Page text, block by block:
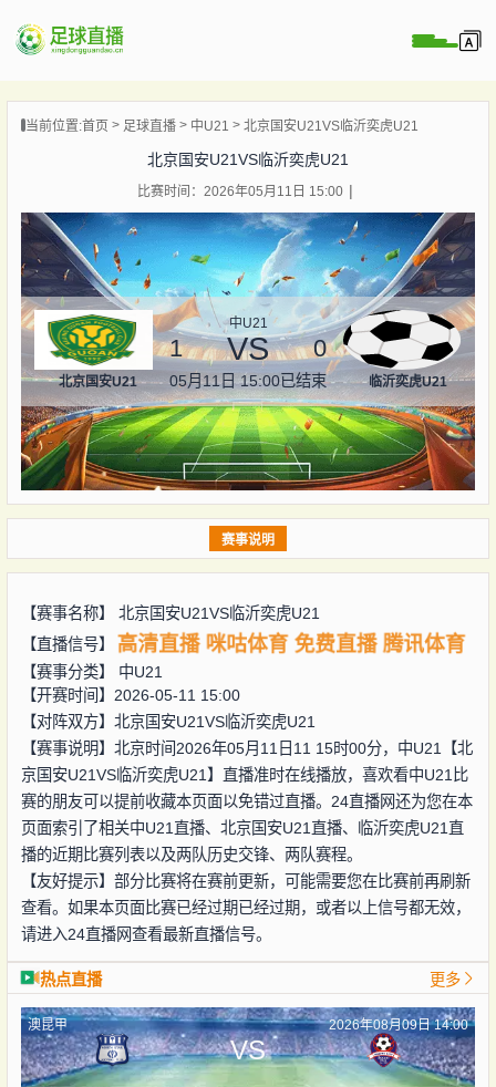
播
闻
当前位置:首页 足球直播 中U21 北京国安U21VS临沂奕虎U21
北京国安U21VS临沂奕虎U21
比赛时间：2026年05月11日 15:00
北京国安U21
中U21
1 VS 0
05月11日 15:00已结束 临沂奕虎U21
赛事说明
【赛事名称】 北京国安U21VS临沂奕虎U21
【直播信号】
高清直播 咪咕体育 免费直播 腾讯体育
【赛事分类】 中U21
【开赛时间】2026-05-11 15:00
【对阵双方】 北京国安U21VS临沂奕虎U21
【赛事说明】北京时间2026年05月11日11 15时00分，中U21【北
京国安U21VS临沂奕虎U21】直播准时在线播放，喜欢看中U21比
赛的朋友可以提前收藏本页面以免错过直播。24直播网还为您在本
页面索引了相关中U21直播、北京国安U21直播、临沂奕虎U21直
播的近期比赛列表以及两队历史交锋、两队赛程。
【友好提示】部分比赛将在赛前更新，可能需要您在比赛前再刷新
查看。如果本页面比赛已经过期已经过期，或者以上信号都无效，
请进入24直播网查看最新直播信号。
热点直播 更多
澳昆甲 2026年08月09日 14:00
VS